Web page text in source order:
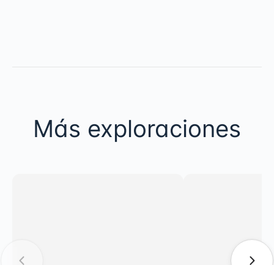
Más exploraciones